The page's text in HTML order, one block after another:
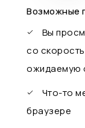
Возможные
Вы
со
ожидаемую
Что-то
браузере